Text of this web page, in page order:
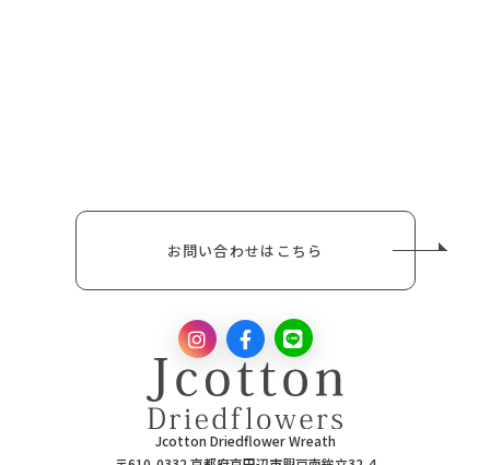
お問い合わせはこちら
Jcotton Driedflower Wreath